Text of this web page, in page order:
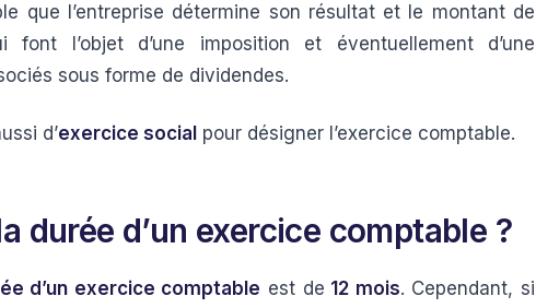
que l’entreprise détermine son résultat et le montant de
font l’objet d’une imposition et éventuellement d’une
sous forme de dividendes.
d’exercice social pour désigner l’exercice comptable.
durée d’un exercice comptable ?
d’un exercice comptable est de 12 mois. Cependant, si